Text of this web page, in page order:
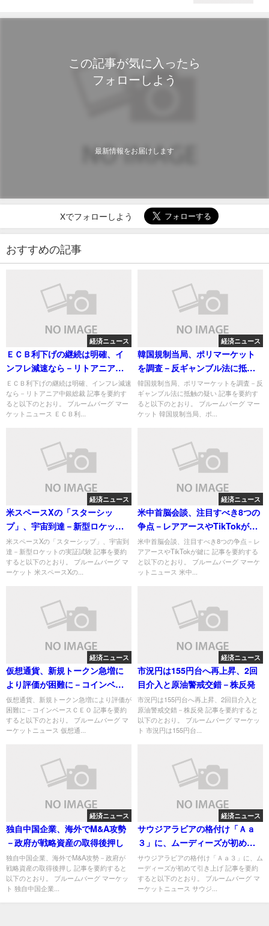
この記事が気に入ったら
フォローしよう
最新情報をお届けします
Xでフォローしよう
おすすめの記事
経済ニュース
ＥＣＢ利下げの継続は明確、イ
ンフレ減速なら－リトアニア中
銀総裁
ＥＣＢ利下げの継続は明確、インフレ減速
なら－リトアニア中銀総裁 記事を要約す
ると以下のとおり。 ブルームバーグ マー
ケットニュース ＥＣＢ利...
経済ニュース
韓国規制当局、ポリマーケット
を調査－反ギャンブル法に抵触
の疑い
韓国規制当局、ポリマーケットを調査－反
ギャンブル法に抵触の疑い 記事を要約す
ると以下のとおり。 ブルームバーグ マー
ケット 韓国規制当局、ポ...
経済ニュース
米スペースXの「スターシッ
プ」、宇宙到達－新型ロケット
の実証試験
米スペースXの「スターシップ」、宇宙到
達－新型ロケットの実証試験 記事を要約
すると以下のとおり。 ブルームバーグ マ
ーケット 米スペースXの...
経済ニュース
米中首脳会談、注目すべき8つの
争点－レアアースやTikTokが鍵
に
米中首脳会談、注目すべき8つの争点－レ
アアースやTikTokが鍵に 記事を要約する
と以下のとおり。 ブルームバーグ マーケ
ットニュース 米中...
経済ニュース
仮想通貨、新規トークン急増に
より評価が困難に－コインベー
スＣＥＯ
仮想通貨、新規トークン急増により評価が
困難に－コインベースＣＥＯ 記事を要約
すると以下のとおり。 ブルームバーグ マ
ーケットニュース 仮想通...
経済ニュース
市況円は155円台へ再上昇、2回
目介入と原油警戒交錯－株反発
市況円は155円台へ再上昇、2回目介入と
原油警戒交錯－株反発 記事を要約すると
以下のとおり。 ブルームバーグ マーケッ
ト 市況円は155円台...
経済ニュース
独自中国企業、海外でM&A攻勢
－政府が戦略資産の取得後押し
独自中国企業、海外でM&A攻勢－政府が
戦略資産の取得後押し 記事を要約すると
以下のとおり。 ブルームバーグ マーケッ
ト 独自中国企業...
経済ニュース
サウジアラビアの格付け「Ａａ
３」に、ムーディーズが初めて
引き上げ
サウジアラビアの格付け「Ａａ３」に、ム
ーディーズが初めて引き上げ 記事を要約
すると以下のとおり。 ブルームバーグ マ
ーケットニュース サウジ...